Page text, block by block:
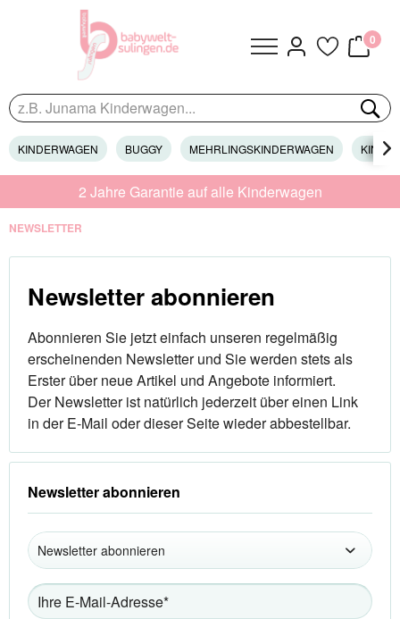
0
KINDERWAGEN BUGGY MEHRLINGSKINDERWAGEN 
2 Jahre Garantie auf alle Kinderwagen
NEWSLETTER
Newsletter abonnieren
Abonnieren Sie jetzt einfach unseren regelmäßig
erscheinenden Newsletter und Sie werden stets als
Erster über neue Artikel und Angebote informiert.
Der Newsletter ist natürlich jederzeit über einen Link
in der E-Mail oder dieser Seite wieder abbestellbar.
Newsletter abonnieren